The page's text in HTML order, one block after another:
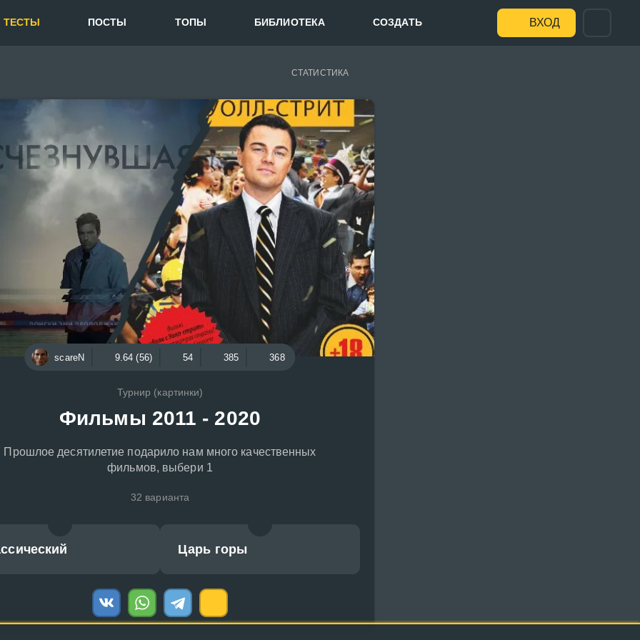
ТЕСТЫ ПОСТЫ ТОПЫ БИБЛИОТЕКА СОЗДАТЬ ВХОД
СТАТИСТИКА
scareN 9.64 (56) 54 385 368
Турнир (картинки)
Фильмы 2011 - 2020
Прошлое десятилетие подарило нам много качественных
фильмов, выбери 1
32 варианта
Царь горы